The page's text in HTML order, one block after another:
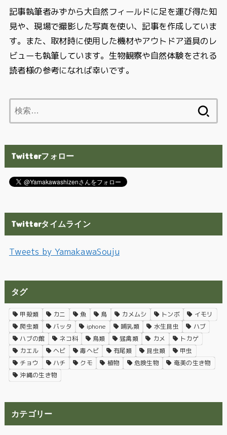
記事執筆者みずから大自然フィールドに足を運び得た知
見や、現場で撮影した写真を使い、記事を作成していま
す。また、取材時に使用した機材やアウトドア道具のレ
ビューも執筆しています。生物観察や自然体験をされる
読者様の参考になれば幸いです。
索:
Twitterフォロー
Twitterタイムライン
Tweets by YamakawaSouju
タグ
甲殻類 カニ 魚 鳥 カメムシ トンボ
イモリ
爬虫類
バッタ iphone 哺乳類 水生昆虫
ハブ
ハブの館
ネコ科 鳥類 猛禽類 カメ
トカゲ
カエル
ヘビ 毒ヘビ 有尾類 昆虫類
甲虫
チョウ
ハチ クモ 植物 危険生物
奄美の生き物
沖縄の生き物
カテゴリー